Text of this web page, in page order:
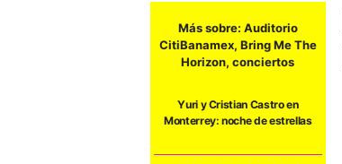
Más sobre: Auditorio
CitiBanamex, Bring Me The
Horizon,conciertos
Yuri y Cristian Castro en
Monterrey: noche de estrellas